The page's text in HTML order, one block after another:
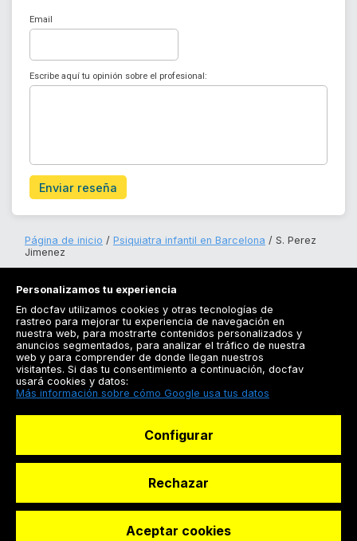
Email
Escribe aquí tu opinión sobre el profesional:
Enviar reseña
Página de inicio Psiquiatra infantil en Barcelona
S. Perez
Jimenez
Registrarse
Docfav
© Dashboard Technologies S.L
Personalizamos tu experiencia
En docfav utilizamos cookies y otras tecnologías de
rastreo para mejorar tu experiencia de navegación en
nuestra web, para mostrarte contenidos personalizados y
anuncios segmentados, para analizar el tráfico de nuestra
web y para comprender de donde llegan nuestros
visitantes. Si das tu consentimiento a continuación, docfav
usará cookies y datos:
Más información sobre cómo Google usa tus datos
Configurar
Rechazar
Aceptar cookies